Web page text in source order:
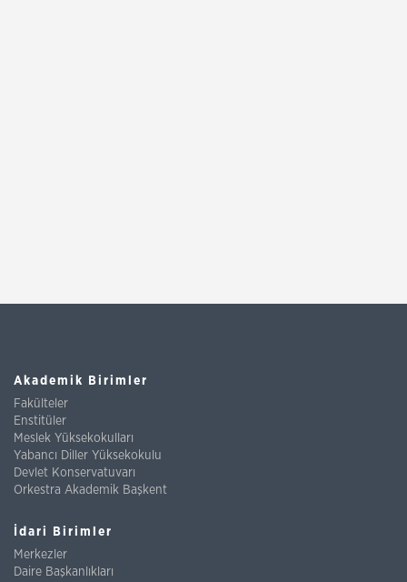
Akademik Birimler
Fakülteler
Enstitüler
Meslek Yüksekokulları
Yabancı Diller Yüksekokulu
Devlet Konservatuvarı
Orkestra Akademik Başkent
İdari Birimler
Merkezler
Daire Başkanlıkları